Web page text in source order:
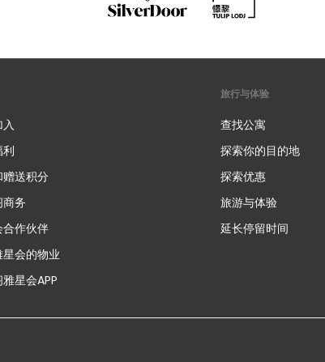
送积分
务
作伙伴
会的物业
星会APP
旅行与体验
查找公寓
探索你的目的地
探索优惠
旅游与体验
延长停留时间